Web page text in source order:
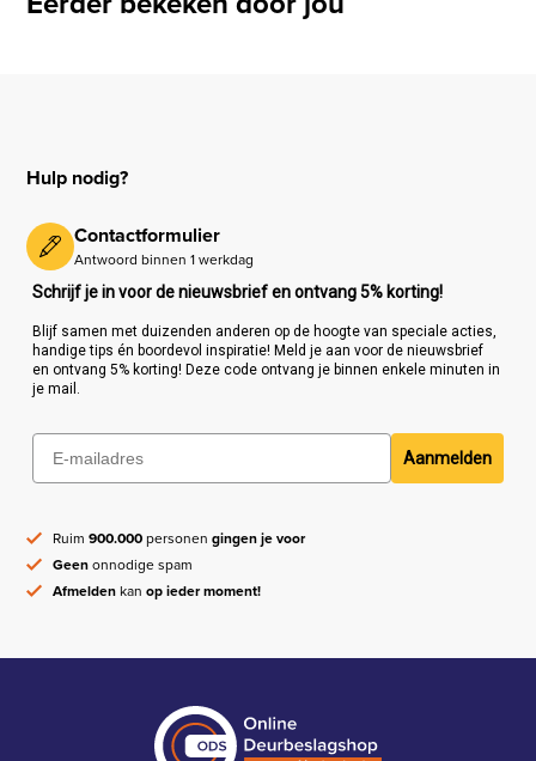
Hulp nodig?
Contactformulier
Antwoord binnen 1 werkdag
Schrijf je in voor de nieuwsbrief en ontvang 5% korting!
Blijf samen met duizenden anderen op de hoogte van speciale acties,
handige tips én boordevol inspiratie! Meld je aan voor de nieuwsbrief
en ontvang 5% korting! Deze code ontvang je binnen enkele minuten in
je mail.
Aanmelden
Ruim900.000personengingen je voor
Geenonnodige spam
Afmeldenkanop ieder moment!